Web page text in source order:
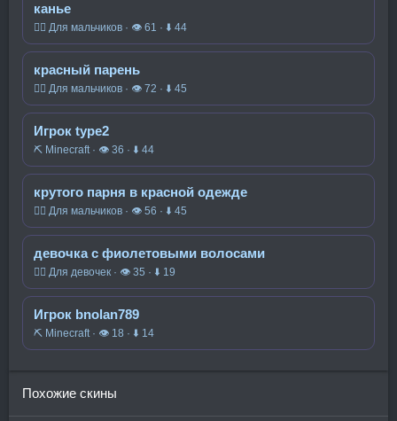
канье
🧍‍♂️ Для мальчиков · 👁 61 · ⬇ 44
красный парень
🧍‍♂️ Для мальчиков · 👁 72 · ⬇ 45
Игрок type2
⛏️ Minecraft · 👁 36 · ⬇ 44
крутого парня в красной одежде
🧍‍♂️ Для мальчиков · 👁 56 · ⬇ 45
девочка с фиолетовыми волосами
🧍‍♀️ Для девочек · 👁 35 · ⬇ 19
Игрок bnolan789
⛏️ Minecraft · 👁 18 · ⬇ 14
Похожие скины